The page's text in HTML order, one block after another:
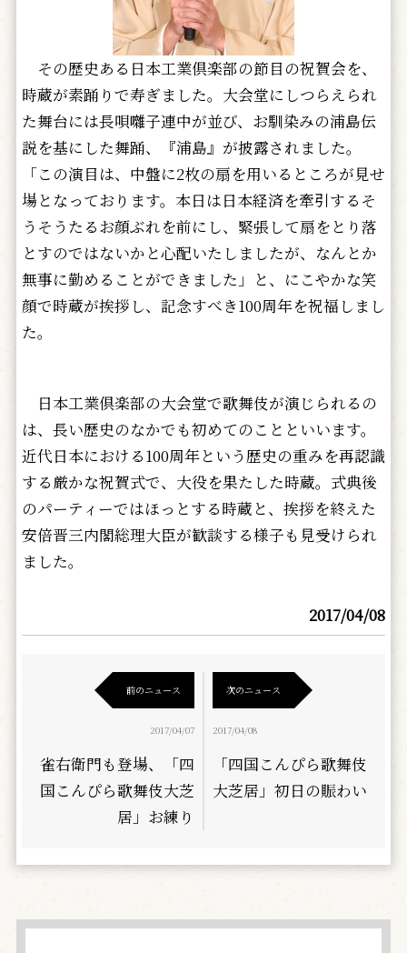
その歴史ある日本工業倶楽部の節目の祝賀会を、
時蔵が素踊りで寿ぎました。大会堂にしつらえられ
た舞台には長唄囃子連中が並び、お馴染みの浦島伝
説を基にした舞踊、『浦島』が披露されました。
「この演目は、中盤に2枚の扇を用いるところが見せ
場となっております。本日は日本経済を牽引するそ
うそうたるお顔ぶれを前にし、緊張して扇をとり落
とすのではないかと心配いたしましたが、なんとか
無事に勤めることができました」と、にこやかな笑
顔で時蔵が挨拶し、記念すべき100周年を祝福しまし
た。
日本工業倶楽部の大会堂で歌舞伎が演じられるの
は、長い歴史のなかでも初めてのことといいます。
近代日本における100周年という歴史の重みを再認識
する厳かな祝賀式で、大役を果たした時蔵。式典後
のパーティーではほっとする時蔵と、挨拶を終えた
安倍晋三内閣総理大臣が歓談する様子も見受けられ
ました。
2017/04/08
前のニュース
2017/04/07
雀右衛門も登場、「四
国こんぴら歌舞伎大芝
居」お練り
次のニュース
2017/04/08
「四国こんぴら歌舞伎
大芝居」初日の賑わい